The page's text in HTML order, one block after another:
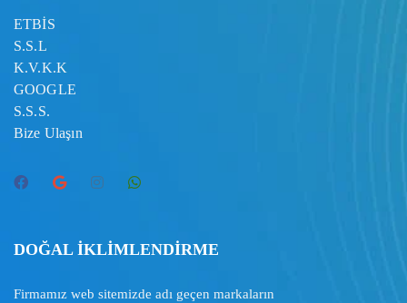
ETBİS
S.S.L
K.V.K.K
GOOGLE
S.S.S.
Bize Ulaşın
DOĞAL İKLİMLENDİRME
Firmamız web sitemizde adı geçen markaların